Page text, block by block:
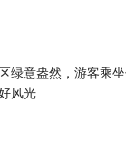
绿意盎然，游客乘
风光